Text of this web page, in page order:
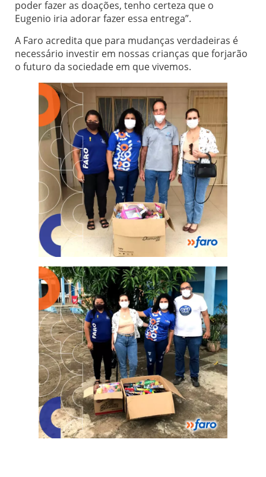
poder fazer as doações, tenho certeza que o
Eugenio iria adorar fazer essa entrega”.
A Faro acredita que para mudanças verdadeiras é
necessário investir em nossas crianças que forjarão
o futuro da sociedade em que vivemos.